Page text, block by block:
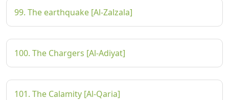
99. The earthquake [Al-Zalzala]
100. The Chargers [Al-Adiyat]
101. The Calamity [Al-Qaria]